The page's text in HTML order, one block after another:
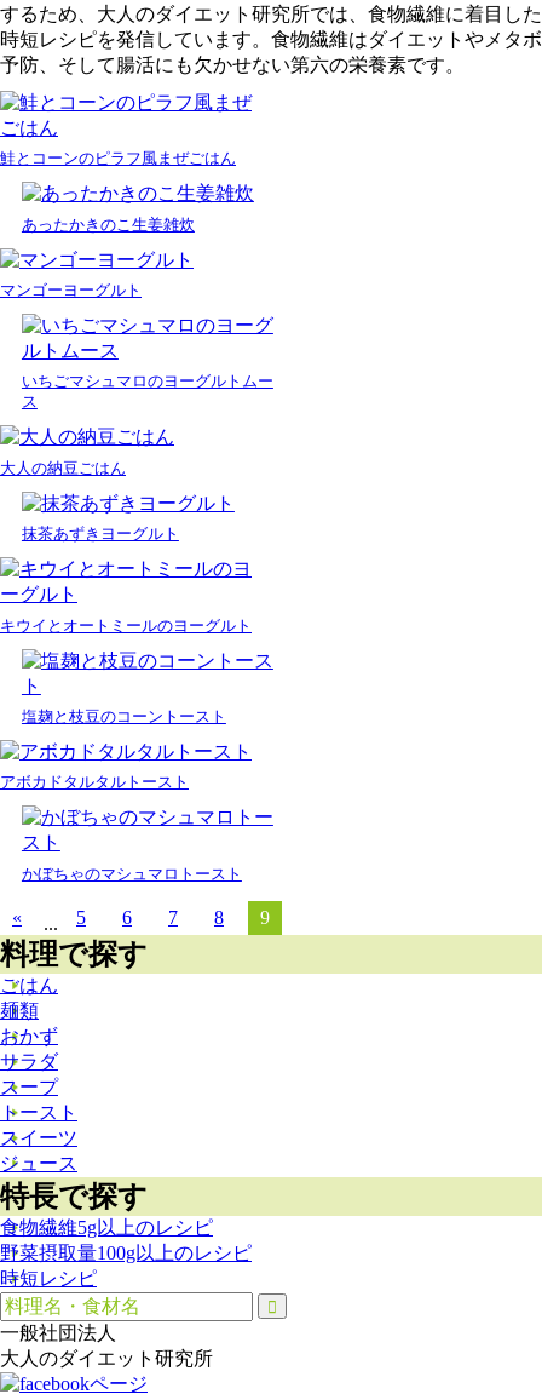
するため、大人のダイエット研究所では、食物繊維に着目した
時短レシピを発信しています。食物繊維はダイエットやメタボ
予防、そして腸活にも欠かせない第六の栄養素です。
鮭とコーンのピラフ風まぜごはん
あったかきのこ生姜雑炊
マンゴーヨーグルト
いちごマシュマロのヨーグルトムー
ス
大人の納豆ごはん
抹茶あずきヨーグルト
キウイとオートミールのヨーグルト
塩麹と枝豆のコーントースト
アボカドタルタルトースト
かぼちゃのマシュマロトースト
« ... 5 6 7 8 9
料理で探す
ごはん
麺類
おかず
サラダ
スープ
トースト
スイーツ
ジュース
特長で探す
食物繊維5g以上のレシピ
野菜摂取量100g以上のレシピ
時短レシピ
一般社団法人
大人のダイエット研究所